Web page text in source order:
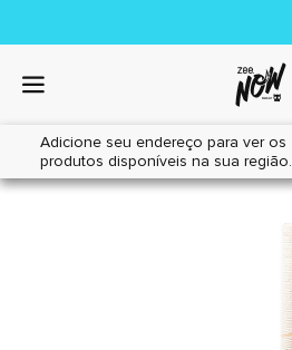
Adicione seu endereço para ver os
produtos disponíveis na sua região.
Home|Gatos|Brinquedos